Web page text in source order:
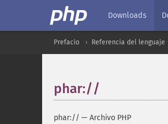
Downloads
Prefacio Referencia del lenguaje
phar://
phar:// — Archivo PHP